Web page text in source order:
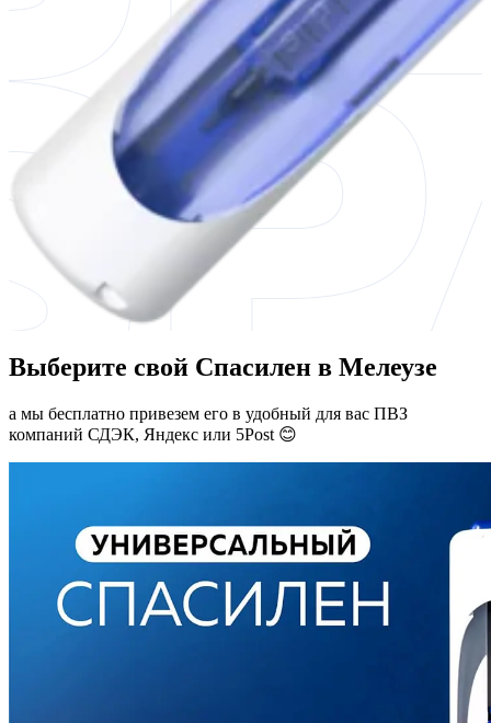
Выберите свой Спасилен в Мелеузе
а мы бесплатно привезем его в удобный для вас ПВЗ
компаний СДЭК, Яндекс или 5Post 😊